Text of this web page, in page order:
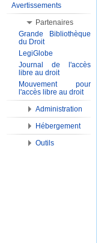
Avertissements
Partenaires
Grande Bibliothèque
du Droit
LegiGlobe
Journal de l'accès
libre au droit
Mouvement pour
l'accès libre au droit
Administration
Hébergement
Outils